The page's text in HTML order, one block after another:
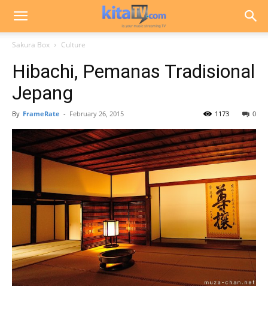
Sakura Box Culture
Hibachi, Pemanas Tradisional
Jepang
By FrameRate - February 26, 2015 0
1173